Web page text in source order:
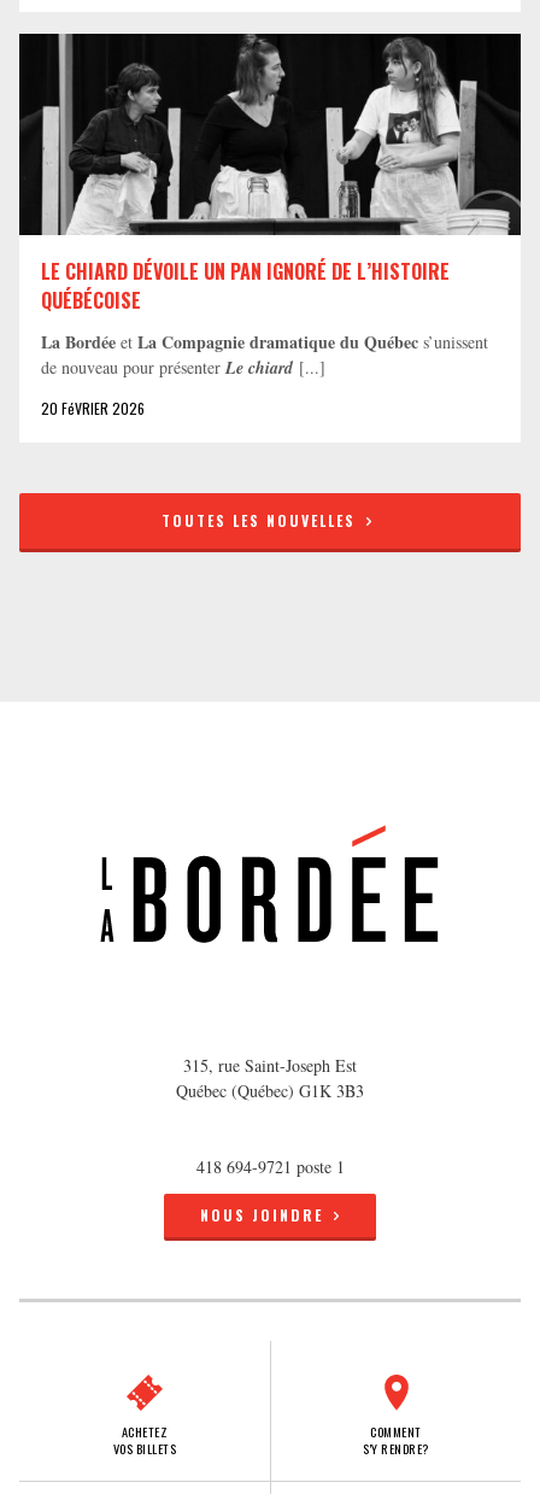
LE CHIARD DÉVOILE UN PAN IGNORÉ DE L’HISTOIRE
QUÉBÉCOISE
La Bordée et La Compagnie dramatique du Québec s’unissent
de nouveau pour présenter Le chiard [...]
20 FéVRIER 2026
TOUTES LES NOUVELLES
315, rue Saint-Joseph Est
Québec (Québec) G1K 3B3
418 694-9721 poste 1
NOUS JOINDRE
ACHETEZ
VOS BILLETS
COMMENT
S'Y RENDRE?